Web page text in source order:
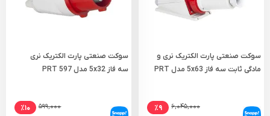
سوکت صنعتی پارت الکتریک نری و
مادگی ثابت سه فاز 5x63 مدل PRT
۶,۰۴۵,۰۰۰ ٪۹
سوکت صنعتی پارت الکتریک نری
سه فاز 5x32 مدل PRT 597
۵۹۹,۰۰۰ ٪۱۰